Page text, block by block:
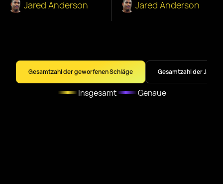
Jared Anderson Jared Anderson
Gesamtzahl der geworfenen Schläge Gesamtzahl der Jabs
Insgesamt Genaue